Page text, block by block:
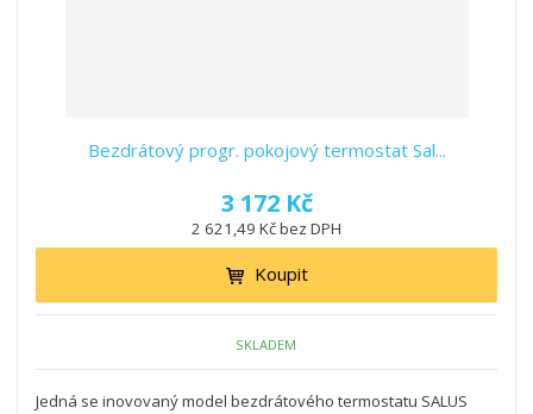
Bezdrátový progr. pokojový termostat Sal...
3 172 Kč
2 621,49 Kč bez DPH
Koupit
SKLADEM
Jedná se inovovaný model bezdrátového termostatu SALUS